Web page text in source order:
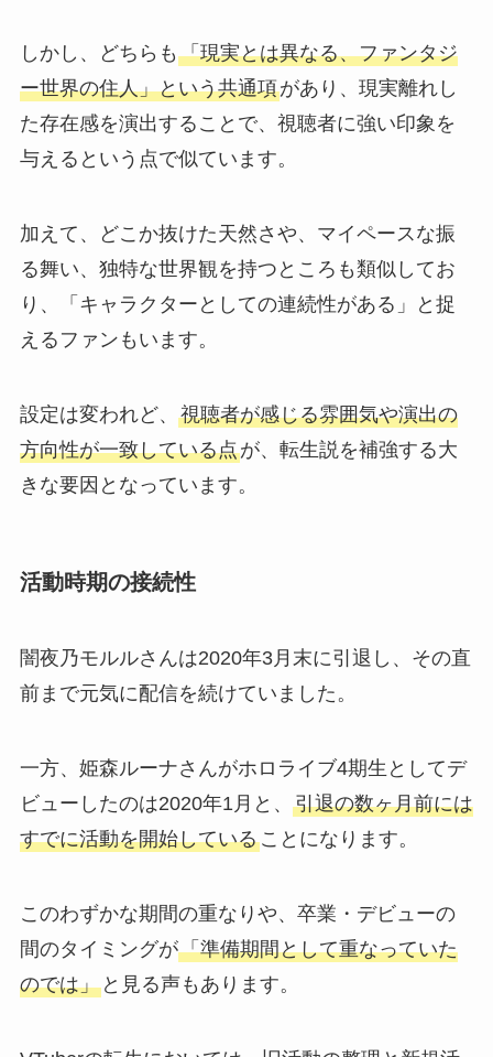
しかし、どちらも 「現実とは異なる、ファンタジ
ー世界の住人」という共通項があり、現実離れし
た存在感を演出することで、視聴者に強い印象を
与えるという点で似ています。
加えて、どこか抜けた天然さや、マイペースな振
る舞い、独特な世界観を持つところも類似してお
り、「キャラクターとしての連続性がある」と捉
えるファンもいます。
設定は変われど、 視聴者が感じる雰囲気や演出の
方向性が一致している点が、転生説を補強する大
きな要因となっています。
活動時期の接続性
闇夜乃モルルさんは2020年3月末に引退し、その直
前まで元気に配信を続けていました。
一方、姫森ルーナさんがホロライブ4期生としてデ
ビューしたのは2020年1月と、 引退の数ヶ月前には
すでに活動を開始していることになります。
このわずかな期間の重なりや、卒業・デビューの
間のタイミングが「準備期間として重なっていた
のでは」と見る声もあります。